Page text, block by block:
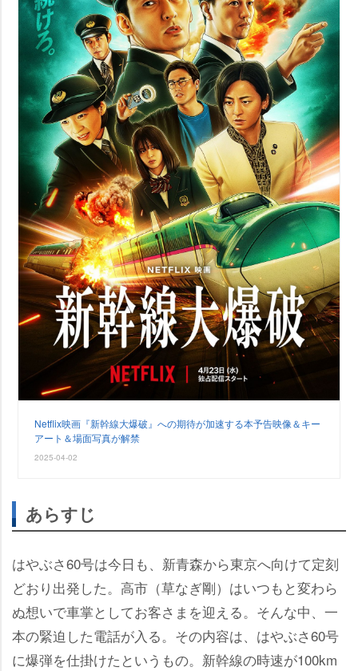
Netflix映画『新幹線大爆破』への期待が加速する本予告映像＆キー
アート＆場面写真が解禁
2025-04-02
あらすじ
はやぶさ60号は今日も、新青森から東京へ向けて定刻
どおり出発した。高市（草なぎ剛）はいつもと変わら
ぬ想いで車掌としてお客さまを迎える。そんな中、一
本の緊迫した電話が入る。その内容は、はやぶさ60号
に爆弾を仕掛けたというもの。新幹線の時速が100km